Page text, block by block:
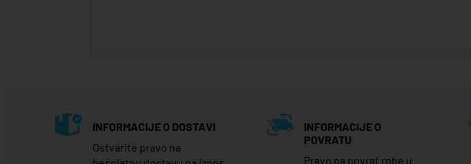
INFORMACIJE O DOSTAVI
Ostvarite pravo na
INFORMACIJE O
POVRATU
Pravo na povrat robe u